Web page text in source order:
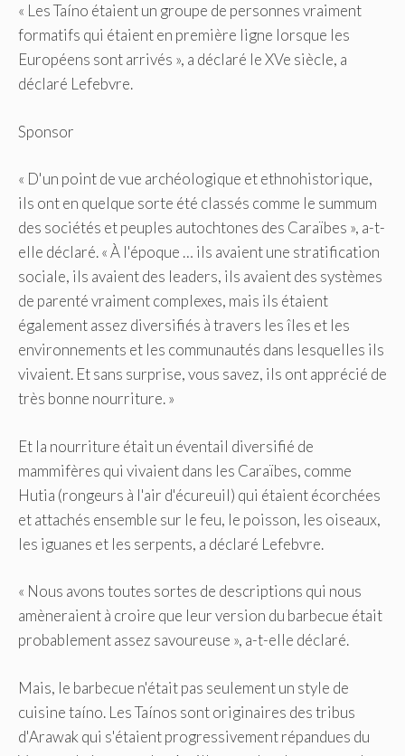
« Les Taíno étaient un groupe de personnes vraiment
formatifs qui étaient en première ligne lorsque les
Européens sont arrivés », a déclaré le XVe siècle, a
déclaré Lefebvre.
Sponsor
« D'un point de vue archéologique et ethnohistorique,
ils ont en quelque sorte été classés comme le summum
des sociétés et peuples autochtones des Caraïbes », a-t-
elle déclaré. « À l'époque … ils avaient une stratification
sociale, ils avaient des leaders, ils avaient des systèmes
de parenté vraiment complexes, mais ils étaient
également assez diversifiés à travers les îles et les
environnements et les communautés dans lesquelles ils
vivaient. Et sans surprise, vous savez, ils ont apprécié de
très bonne nourriture. »
Et la nourriture était un éventail diversifié de
mammifères qui vivaient dans les Caraïbes, comme
Hutia (rongeurs à l'air d'écureuil) qui étaient écorchées
et attachés ensemble sur le feu, le poisson, les oiseaux,
les iguanes et les serpents, a déclaré Lefebvre.
« Nous avons toutes sortes de descriptions qui nous
amèneraient à croire que leur version du barbecue était
probablement assez savoureuse », a-t-elle déclaré.
Mais, le barbecue n'était pas seulement un style de
cuisine taíno. Les Taínos sont originaires des tribus
d'Arawak qui s'étaient progressivement répandues du